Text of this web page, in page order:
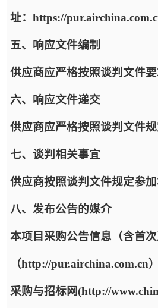
址：https://
五、响应文件编制
供应商应严格按照谈判文件
六、响应文件递交
供应商应严格按照谈判文件
七、谈判相关事宜
供应商按照谈判文件规定参
八、发布公告的媒介
本项目采购公告信息（含首
（http://pur.airchina.com.cn
采购与招标网(http://